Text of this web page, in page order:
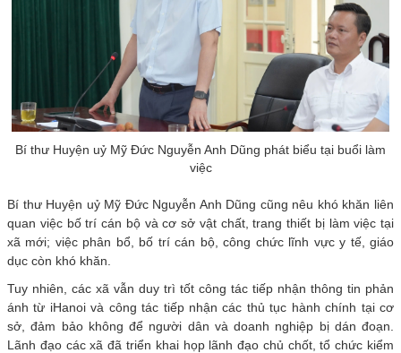
Bí thư Huyện uỷ Mỹ Đức Nguyễn Anh Dũng phát biểu tại buổi làm
việc
Bí thư Huyện uỷ Mỹ Đức Nguyễn Anh Dũng cũng nêu khó khăn liên
quan việc bố trí cán bộ và cơ sở vật chất, trang thiết bị làm việc tại
xã mới; việc phân bổ, bố trí cán bộ, công chức lĩnh vực y tế, giáo
dục còn khó khăn.
Tuy nhiên, các xã vẫn duy trì tốt công tác tiếp nhận thông tin phản
ánh từ iHanoi và công tác tiếp nhận các thủ tục hành chính tại cơ
sở, đảm bảo không để người dân và doanh nghiệp bị dán đoạn.
Lãnh đạo các xã đã triển khai họp lãnh đạo chủ chốt, tổ chức kiểm